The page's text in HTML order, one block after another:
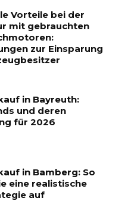
Vorteile bei der
mit gebrauchten
zur Einsparung
in Bayreuth:
und deren
für 2026
in Bamberg: So
eine realistische
auf